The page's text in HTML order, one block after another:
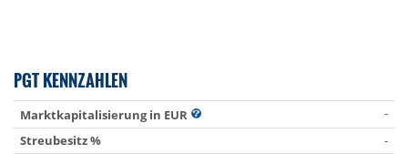
PGT KENNZAHLEN
Marktkapitalisierung in EUR
-
Streubesitz %
-